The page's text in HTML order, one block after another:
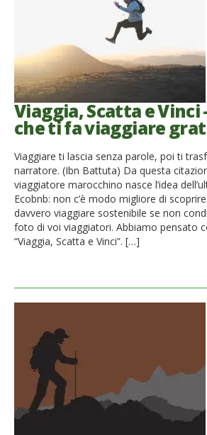
Viaggia, Scatta e Vinci
che ti fa viaggiare
Viaggiare ti lascia senza parole, poi ti
narratore. (Ibn Battuta) Da questa
viaggiatore marocchino nasce l’idea
Ecobnb: non c’è modo migliore di
davvero viaggiare sostenibile se non
foto di voi viaggiatori. Abbiamo pensato
“Viaggia, Scatta e Vinci”. […]